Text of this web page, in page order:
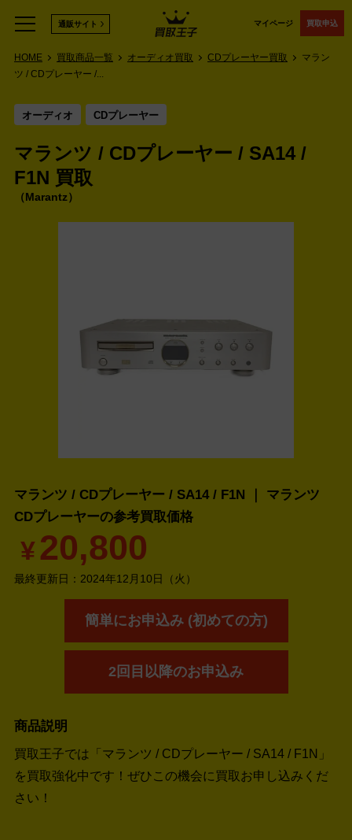
マイページ 買取申込
通販サイト
HOME 買取商品一覧 オーディオ買取 CDプレーヤー買取
マラン
ツ / CDプレーヤー /...
オーディオ CDプレーヤー
マランツ / CDプレーヤー / SA14 /
F1N 買取
Marantz
マランツ / CDプレーヤー / SA14 / F1N ｜ マランツ
CDプレーヤーの参考買取価格
¥20,800
最終更新日： 2024年12月10日（火）
簡単にお申込み (初めての方)
2回目以降のお申込み
商品説明
買取王子では「マランツ / CDプレーヤー / SA14 / F1N」
を買取強化中です！ ぜひこの機会に買取お申し込みくだ
さい！